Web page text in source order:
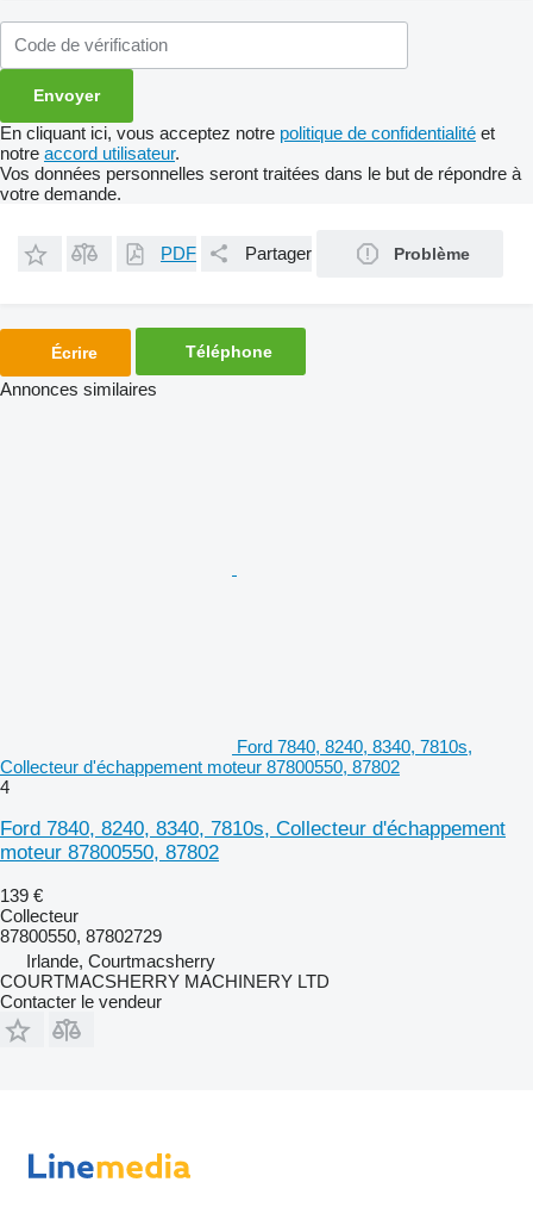
En cliquant ici, vous acceptez notre politique de confidentialité et
notre accord utilisateur.
Vos données personnelles seront traitées dans le but de répondre à
votre demande.
PDF Partager Problème
Écrire Téléphone
Annonces similaires
Ford 7840, 8240, 8340, 7810s,
Collecteur d'échappement moteur 87800550, 87802
4
Ford 7840, 8240, 8340, 7810s, Collecteur d'échappement
moteur 87800550, 87802
139 €
Collecteur
87800550, 87802729
Irlande, Courtmacsherry
COURTMACSHERRY MACHINERY LTD
Contacter le vendeur